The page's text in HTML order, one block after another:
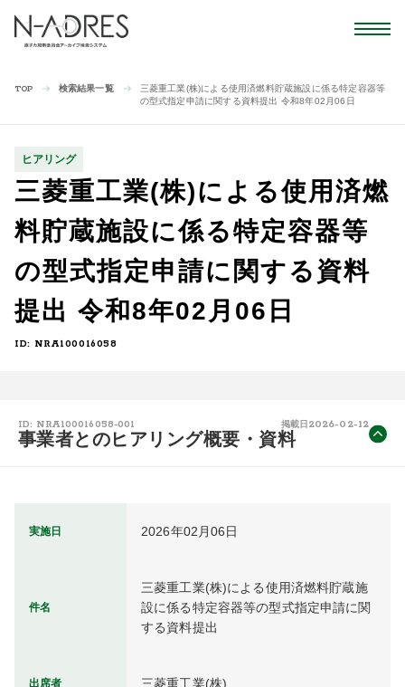
TOP 検索結果一覧
三菱重工業(株)による使用済燃料貯蔵施設に係る特定容器等
の型式指定申請に関する資料提出 令和8年02月06日
ヒアリング
三菱重工業(株)による使用済燃
料貯蔵施設に係る特定容器等
の型式指定申請に関する資料
提出 令和8年02月06日
ID: NRA100016058
ID: NRA100016058-001 掲載日 2026-02-12
事業者とのヒアリング概要・資料
実施日 2026年02月06日
件名
三菱重工業(株)による使用済燃料貯蔵施
設に係る特定容器等の型式指定申請に関
する資料提出
出席者 三菱重工業(株)